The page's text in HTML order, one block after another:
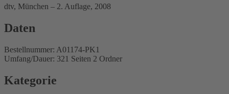
dtv, München – 2. Auflage, 2008
Daten
Bestellnummer: A01174-PK1
Umfang/Dauer: 321 Seiten 2 Ordner
Kategorie